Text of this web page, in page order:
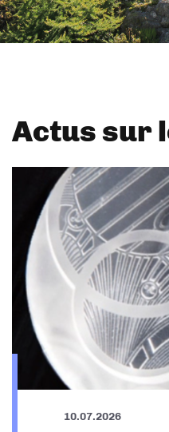
Actus sur
10.07.2026